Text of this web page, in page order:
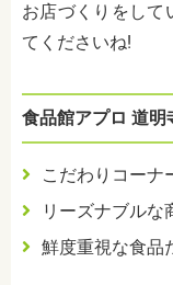
お店づくりをして
てくださいね!
食品館アプロ 道明
こだわりコーナ
リーズナブルな
鮮度重視な食品